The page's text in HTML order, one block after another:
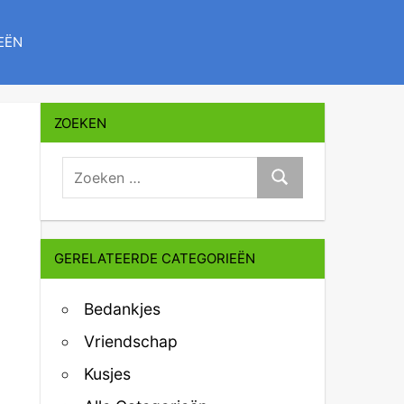
ZOEKEN
zoeken:
Zoeken
GERELATEERDE CATEGORIEËN
Bedankjes
Vriendschap
Kusjes